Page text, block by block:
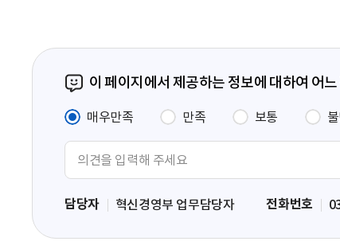
이 페이지에서 제공하는 정보에 대하여 어
매우만족 만족 보통
력
담당자 혁신경영부 업무담당자 전화번호